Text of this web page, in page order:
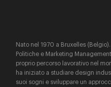
Nato nel 1970 a Bruxelles
Politiche e Marketing
proprio percorso lavorativo nel
ha iniziato a studiare design
suoi sogni e sviluppare un